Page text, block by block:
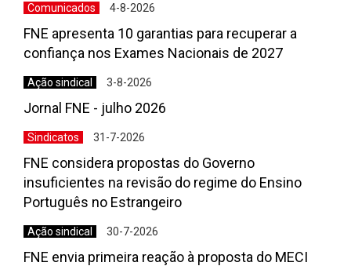
Comunicados 4-8-2026
FNE apresenta 10 garantias para recuperar a
confiança nos Exames Nacionais de 2027
Ação sindical 3-8-2026
Jornal FNE - julho 2026
Sindicatos 31-7-2026
FNE considera propostas do Governo
insuficientes na revisão do regime do Ensino
Português no Estrangeiro
Ação sindical 30-7-2026
FNE envia primeira reação à proposta do MECI